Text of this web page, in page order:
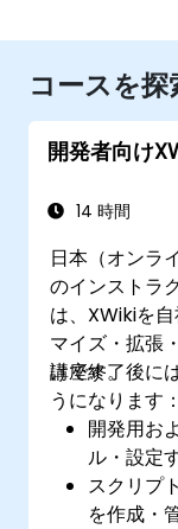
コースを探
開発者向け
14 時間
日本（オンラ
のインストラ
は、XWikiを
マイズ・拡張
けです。
講座終了後に
うになります：
開発用お
ル・設定
スクリプ
を作成・